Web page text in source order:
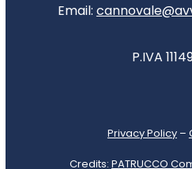
Email:
P.IVA
Privacy Policy–
Credits: PATRUCCO